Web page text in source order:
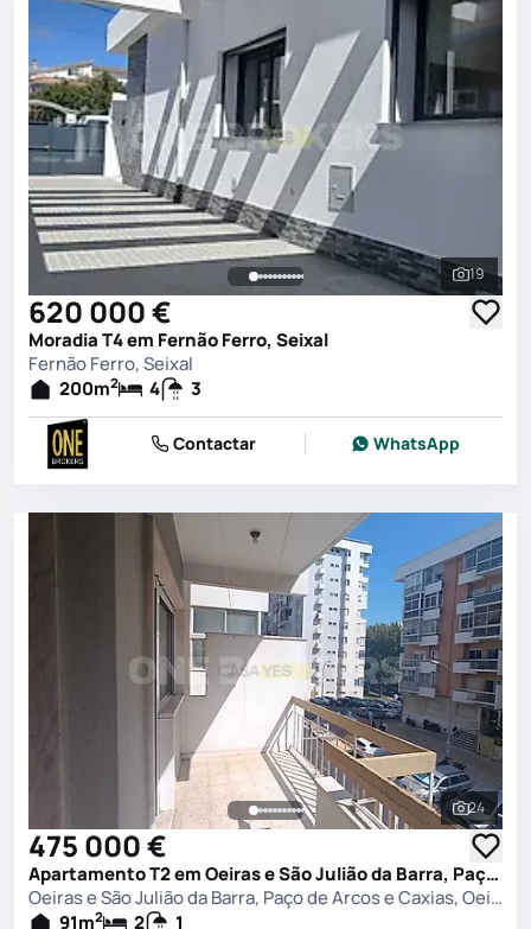
Ver
19
620 000 €
Moradia T4 em Fernão Ferro, Seixal
Fernão Ferro, Seixal
200m2 4 3
Contactar WhatsApp
Ver
24
475 000 €
Apartamento T2 em Oeiras e São Julião da Barra, Paço de Arcos e Caxias, Oeiras
Oeiras e São Julião da Barra, Paço de Arcos e Caxias, Oeiras
91m2 2 1